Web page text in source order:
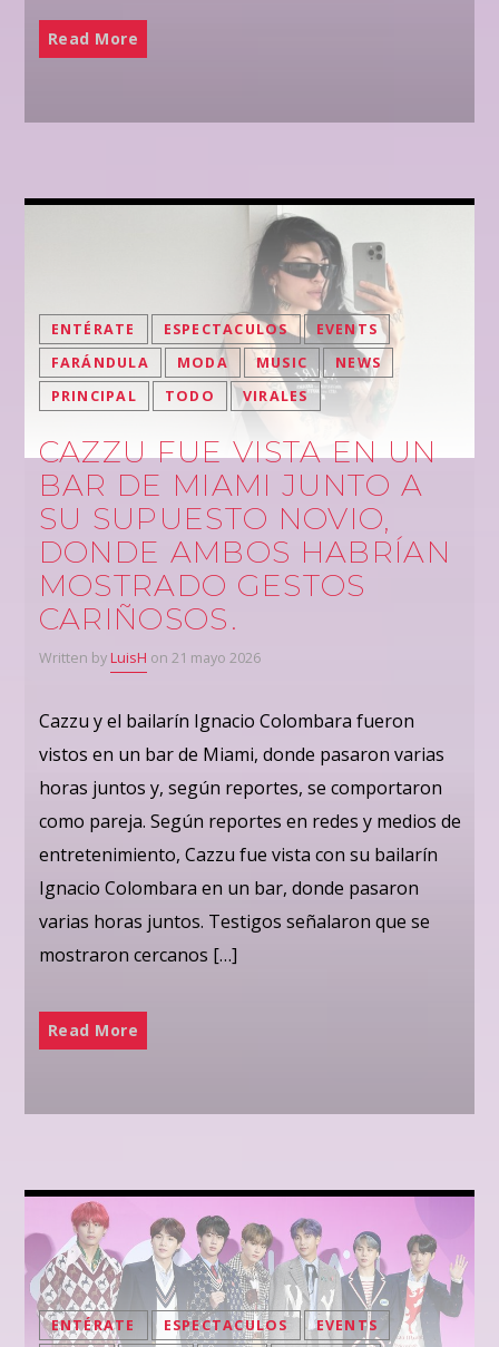
Read More
ENTÉRATE ESPECTACULOS
EVENTS
FARÁNDULA
MODA MUSIC
NEWS
PRINCIPAL
TODO VIRALES
CAZZU FUE VISTA EN UN
BAR DE MIAMI JUNTO A
SU SUPUESTO NOVIO,
DONDE AMBOS HABRÍAN
MOSTRADO GESTOS
CARIÑOSOS.
Written by LuisH on 21 mayo 2026
Cazzu y el bailarín Ignacio Colombara fueron
vistos en un bar de Miami, donde pasaron varias
horas juntos y, según reportes, se comportaron
como pareja. Según reportes en redes y medios de
entretenimiento, Cazzu fue vista con su bailarín
Ignacio Colombara en un bar, donde pasaron
varias horas juntos. Testigos señalaron que se
mostraron cercanos […]
Read More
ENTÉRATE ESPECTACULOS
EVENTS